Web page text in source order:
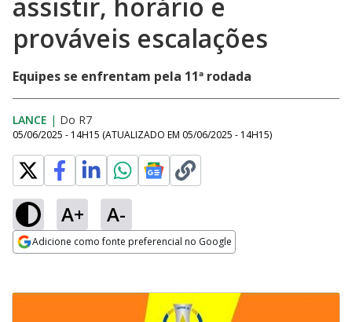
prováveis escalações
Equipes se enfrentam pela 11ª rodada
LANCE | Do R7
05/06/2025 - 14H15 (ATUALIZADO EM 05/06/2025 - 14H15)
A+ A-
Adicione como fonte preferencial no Google